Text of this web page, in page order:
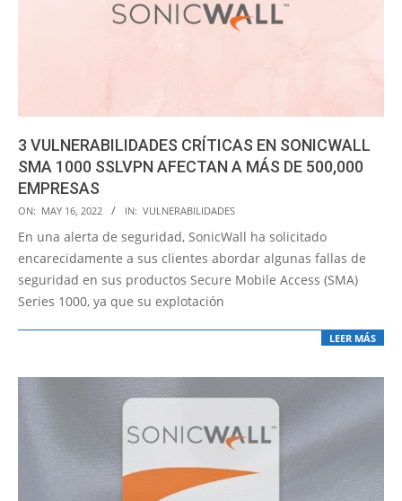
3 VULNERABILIDADES CRÍTICAS EN SONICWALL
SMA 1000 SSLVPN AFECTAN A MÁS DE 500,000
EMPRESAS
2022-
05-
ON: MAY 16, 2022 IN: VULNERABILIDADES
En una alerta de seguridad, SonicWall ha solicitado
encarecidamente a sus clientes abordar algunas fallas de
seguridad en sus productos Secure Mobile Access (SMA)
Series 1000, ya que su explotación
LEER MÁS